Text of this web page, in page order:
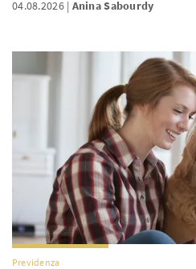
04.08.2026 Anina Sabourdy
Previdenza